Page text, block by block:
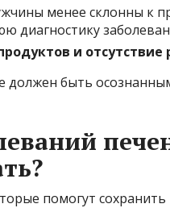
менее склонны к
диагностику
и
должен быть
помогут сохранить